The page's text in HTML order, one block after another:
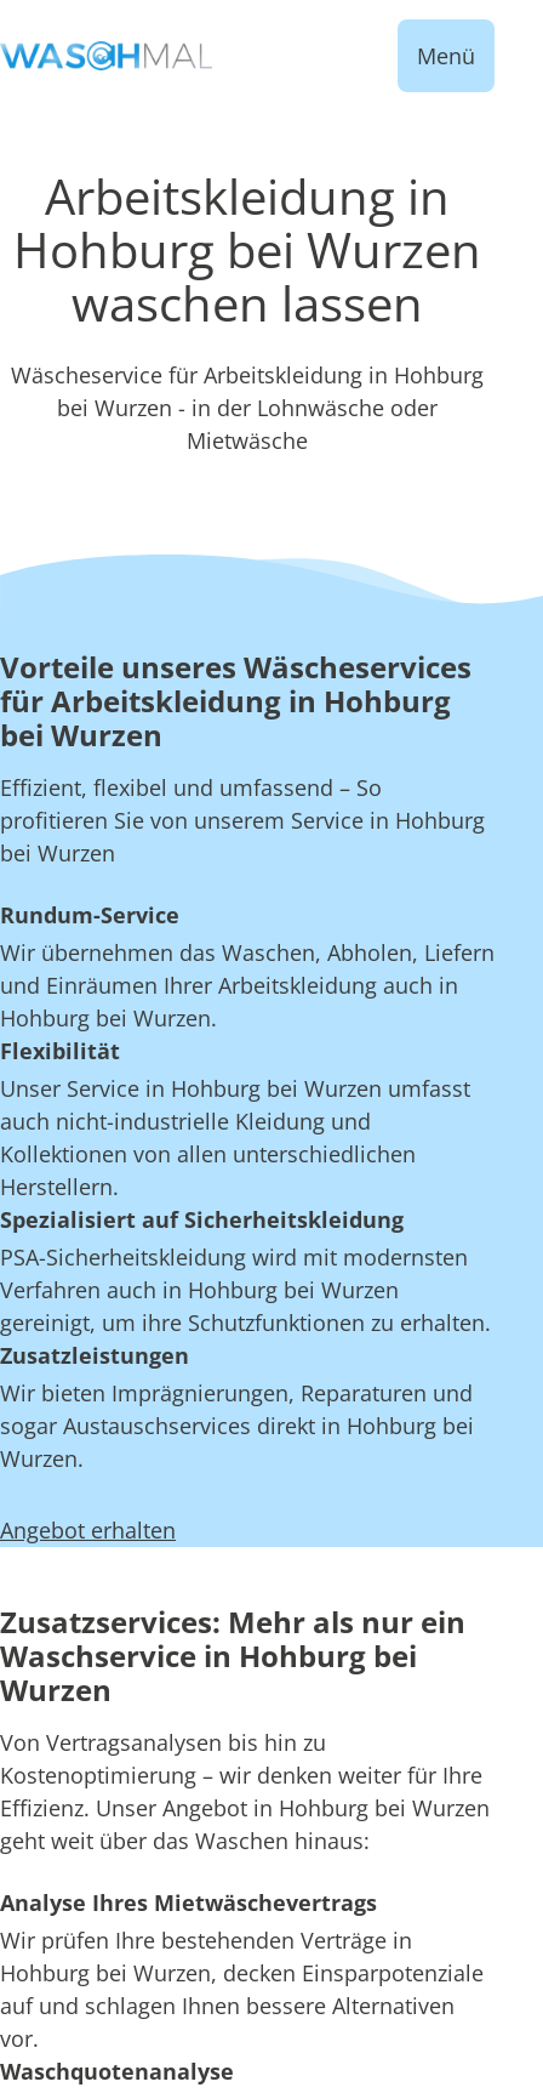
Menü
Arbeitskleidung in
Hohburg bei Wurzen
waschen lassen
Wäscheservice für Arbeitskleidung in Hohburg
bei Wurzen - in der Lohnwäsche oder
Mietwäsche
Vorteile unseres Wäscheservices
für Arbeitskleidung in Hohburg
bei Wurzen
Effizient, flexibel und umfassend – So
profitieren Sie von unserem Service in Hohburg
bei Wurzen
Rundum-Service
Wir übernehmen das Waschen, Abholen, Liefern
und Einräumen Ihrer Arbeitskleidung auch in
Hohburg bei Wurzen.
Flexibilität
Unser Service in Hohburg bei Wurzen umfasst
auch nicht-industrielle Kleidung und
Kollektionen von allen unterschiedlichen
Herstellern.
Spezialisiert auf Sicherheitskleidung
PSA-Sicherheitskleidung wird mit modernsten
Verfahren auch in Hohburg bei Wurzen
gereinigt, um ihre Schutzfunktionen zu erhalten.
Zusatzleistungen
Wir bieten Imprägnierungen, Reparaturen und
sogar Austauschservices direkt in Hohburg bei
Wurzen.
Angebot erhalten
Zusatzservices: Mehr als nur ein
Waschservice in Hohburg bei
Wurzen
Von Vertragsanalysen bis hin zu
Kostenoptimierung – wir denken weiter für Ihre
Effizienz. Unser Angebot in Hohburg bei Wurzen
geht weit über das Waschen hinaus:
Analyse Ihres Mietwäschevertrags
Wir prüfen Ihre bestehenden Verträge in
Hohburg bei Wurzen, decken Einsparpotenziale
auf und schlagen Ihnen bessere Alternativen
vor.
Waschquotenanalyse